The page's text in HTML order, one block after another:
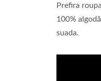
Prefira
100%
suada.